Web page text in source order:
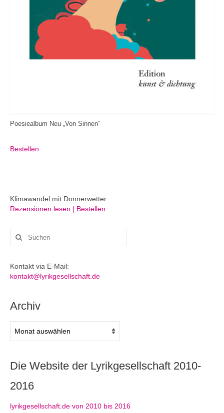
Poesiealbum Neu „Von Sinnen”
Bestellen
Klimawandel mit Donnerwetter
Rezensionen lesen | Bestellen
Suchen
nach:
Kontakt via E-Mail:
kontakt@lyrikgesellschaft.de
Archiv
Die Website der Lyrikgesellschaft 2010-
2016
lyrikgesellschaft.de von 2010 bis 2016